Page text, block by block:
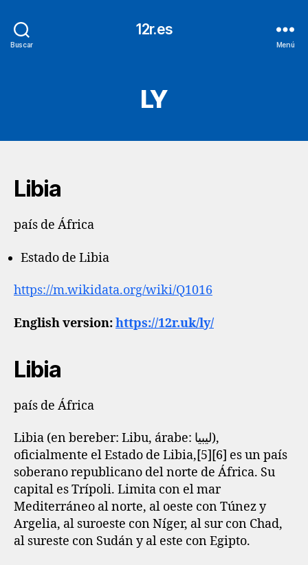
Buscar
12r.es
Menú
LY
Libia
país de África
Estado de Libia
https://m.wikidata.org/wiki/Q1016
English version:https://12r.uk/ly/
Libia
país de África
Libia (en bereber: Libu, árabe: ‏ليبيا),
oficialmente el Estado de Libia,[5]​[6]​ es un país
soberano republicano del norte de África. Su
capital es Trípoli. Limita con el mar
Mediterráneo al norte, al oeste con Túnez y
Argelia, al suroeste con Níger, al sur con Chad,
al sureste con Sudán y al este con Egipto.